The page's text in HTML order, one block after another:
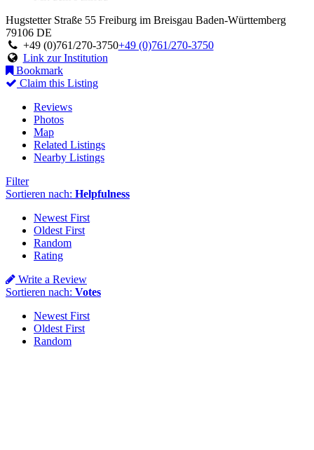
Hugstetter Straße 55 Freiburg im Breisgau Baden-Württemberg
79106 DE
+49 (0)761/270-3750+49 (0)761/270-3750
Link zur Institution
Bookmark
Claim this Listing
Reviews
Photos
Map
Related Listings
Nearby Listings
Filter
Sortieren nach: Helpfulness
Newest First
Oldest First
Random
Rating
Write a Review
Sortieren nach: Votes
Newest First
Oldest First
Random